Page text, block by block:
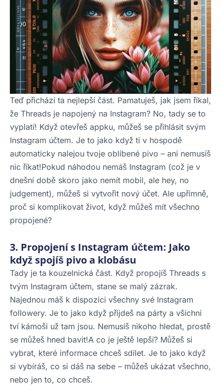
Teď přichází ta nejlepší část. Pamatuješ, jak jsem říkal,
že Threads je napojený na Instagram? No, tady se to
vyplatí! Když otevřeš appku, můžeš se přihlásit svým
Instagram účtem. Je to jako když ti v hospodě
automaticky nalejou tvoje oblíbené pivo – ani nemusíš
nic říkat!Pokud náhodou nemáš Instagram (což je v
dnešní době skoro jako nemít mobil, ale hey, no
judgement), můžeš si vytvořit nový účet. Ale upřímně,
proč si komplikovat život, když můžeš mít všechno
propojené?
3. Propojení s Instagram účtem: Jako
když spojíš pivo a klobásu
Tady je ta kouzelnická část. Když propojíš Threads s
tvým Instagram účtem, stane se malý zázrak.
Najednou máš k dispozici všechny své Instagram
followery. Je to jako když přijdeš na párty a všichni
tví kámoši už tam jsou. Nemusíš nikoho hledat, prostě
se můžeš hned bavit!A co je ještě lepší? Můžeš si
vybrat, které informace chceš sdílet. Je to jako když
si vybíráš, co si dáš na sebe – můžeš ukázat všechno,
nebo jen to, co chceš.